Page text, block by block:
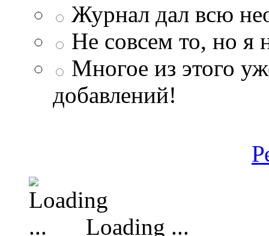
Журнал дал всю
Не совсем то, но я
Многое из этого
добавлений!
Loading ...